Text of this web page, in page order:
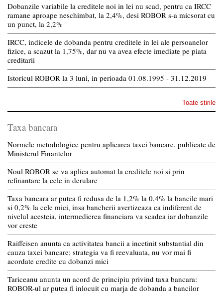
Dobanzile variabile la creditele noi in lei nu scad, pentru ca IRCC
ramane aproape neschimbat, la 2,4%, desi ROBOR s-a micsorat cu
un punct, la 2,2%
IRCC, indicele de dobanda pentru creditele in lei ale persoanelor
fizice, a scazut la 1,75%, dar nu va avea efecte imediate pe piata
creditarii
Istoricul ROBOR la 3 luni, in perioada 01.08.1995 - 31.12.2019
Toate stirile
Taxa bancara
Normele metodologice pentru aplicarea taxei bancare, publicate de
Ministerul Finantelor
Noul ROBOR se va aplica automat la creditele noi si prin
refinantare la cele in derulare
Taxa bancara ar putea fi redusa de la 1,2% la 0,4% la bancile mari
si 0,2% la cele mici, insa bancherii avertizeaza ca indiferent de
nivelul acesteia, intermedierea financiara va scadea iar dobanzile
vor creste
Raiffeisen anunta ca activitatea bancii a incetinit substantial din
cauza taxei bancare; strategia va fi reevaluata, nu vor mai fi
acordate credite cu dobanzi mici
Tariceanu anunta un acord de principiu privind taxa bancara:
ROBOR-ul ar putea fi inlocuit cu marja de dobanda a bancilor